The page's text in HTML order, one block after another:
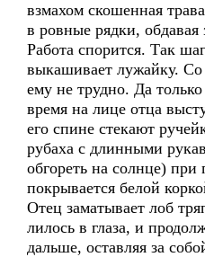
взмахом скошенная
в ровные рядки, обдавая
Работа спорится. Так
выкашивает лужайку. Со
ему не трудно. Да
время на лице отца
его спине стекают
рубаха с длинными
обгореть на солнце) при
покрывается белой
Отец заматывает лоб
лилось в глаза, и
дальше, оставляя за